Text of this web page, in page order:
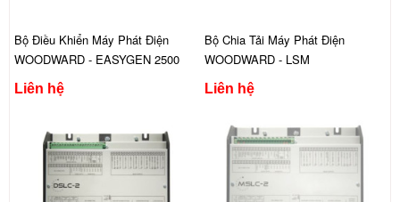
Bộ Điều Khiển Máy Phát Điện
WOODWARD - EASYGEN 2500
Liên hệ
Bộ Chia Tải Máy Phát Điện
WOODWARD - LSM
Liên hệ